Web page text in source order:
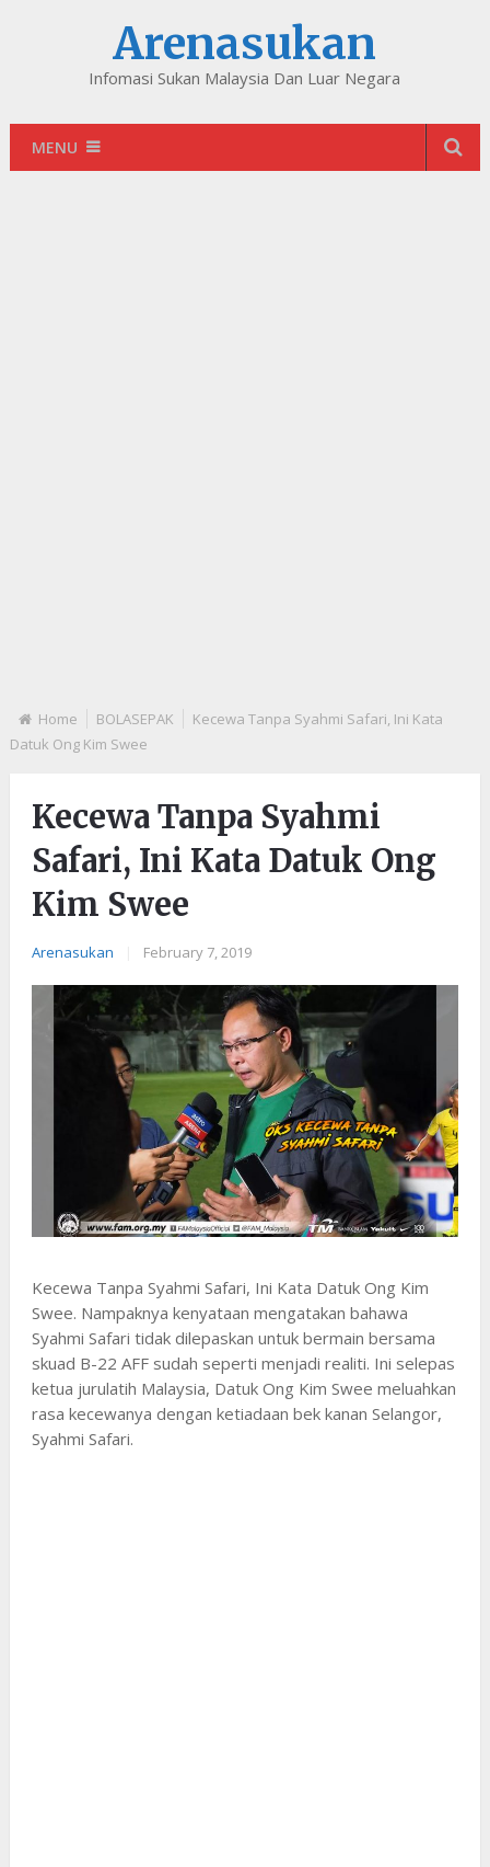
Arenasukan
Infomasi Sukan Malaysia Dan Luar Negara
MENU
Home BOLASEPAK
Kecewa Tanpa Syahmi Safari, Ini Kata
Datuk Ong Kim Swee
Kecewa Tanpa Syahmi
Safari, Ini Kata Datuk Ong
Kim Swee
Arenasukan February 7, 2019
Kecewa Tanpa Syahmi Safari, Ini Kata Datuk Ong Kim
Swee. Nampaknya kenyataan mengatakan bahawa
Syahmi Safari tidak dilepaskan untuk bermain bersama
skuad B-22 AFF sudah seperti menjadi realiti. Ini selepas
ketua jurulatih Malaysia, Datuk Ong Kim Swee meluahkan
rasa kecewanya dengan ketiadaan bek kanan Selangor,
Syahmi Safari.